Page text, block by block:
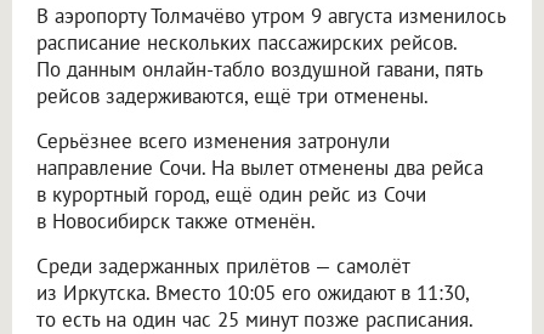
В аэропорту Толмачёво утром 9 августа изменилось
расписание нескольких пассажирских рейсов.
По данным онлайн-табло воздушной гавани, пять
рейсов задерживаются, ещё три отменены.
Серьёзнее всего изменения затронули
направление Сочи. На вылет отменены два рейса
в курортный город, ещё один рейс из Сочи
в Новосибирск также отменён.
Среди задержанных прилётов — самолёт
из Иркутска. Вместо 10:05 его ожидают в 11:30,
то есть на один час 25 минут позже расписания.